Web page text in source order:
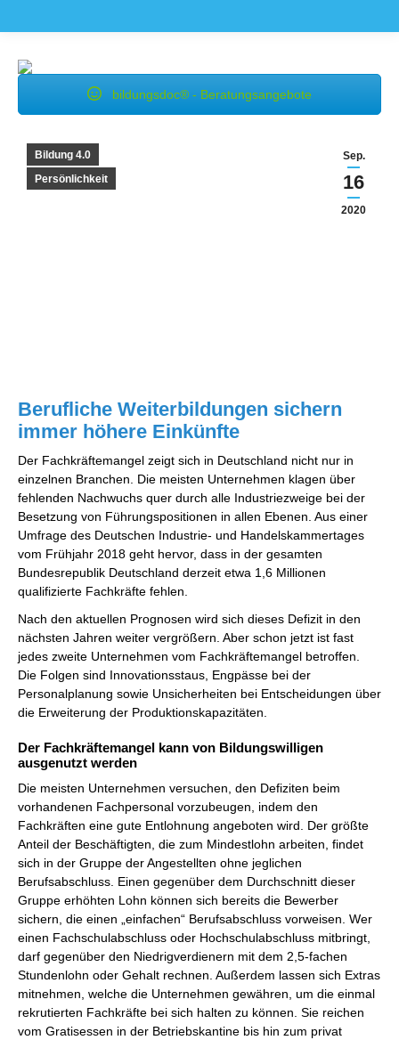
bildungsdoc® - Beratungsangebote
Sep.
16
2020
Bildung 4.0
Persönlichkeit
Berufliche Weiterbildungen sichern
immer höhere Einkünfte
Der Fachkräftemangel zeigt sich in Deutschland nicht nur in
einzelnen Branchen. Die meisten Unternehmen klagen über
fehlenden Nachwuchs quer durch alle Industriezweige bei der
Besetzung von Führungspositionen in allen Ebenen. Aus einer
Umfrage des Deutschen Industrie- und Handelskammertages
vom Frühjahr 2018 geht hervor, dass in der gesamten
Bundesrepublik Deutschland derzeit etwa 1,6 Millionen
qualifizierte Fachkräfte fehlen.
Nach den aktuellen Prognosen wird sich dieses Defizit in den
nächsten Jahren weiter vergrößern. Aber schon jetzt ist fast
jedes zweite Unternehmen vom Fachkräftemangel betroffen.
Die Folgen sind Innovationsstaus, Engpässe bei der
Personalplanung sowie Unsicherheiten bei Entscheidungen über
die Erweiterung der Produktionskapazitäten.
Der Fachkräftemangel kann von Bildungswilligen
ausgenutzt werden
Die meisten Unternehmen versuchen, den Defiziten beim
vorhandenen Fachpersonal vorzubeugen, indem den
Fachkräften eine gute Entlohnung angeboten wird. Der größte
Anteil der Beschäftigten, die zum Mindestlohn arbeiten, findet
sich in der Gruppe der Angestellten ohne jeglichen
Berufsabschluss. Einen gegenüber dem Durchschnitt dieser
Gruppe erhöhten Lohn können sich bereits die Bewerber
sichern, die einen „einfachen“ Berufsabschluss vorweisen. Wer
einen Fachschulabschluss oder Hochschulabschluss mitbringt,
darf gegenüber den Niedrigverdienern mit dem 2,5-fachen
Stundenlohn oder Gehalt rechnen. Außerdem lassen sich Extras
mitnehmen, welche die Unternehmen gewähren, um die einmal
rekrutierten Fachkräfte bei sich halten zu können. Sie reichen
vom Gratisessen in der Betriebskantine bis hin zum privat